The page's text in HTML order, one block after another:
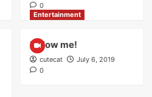
0
Entertainment
Follow me!
cutecat
July 6, 2019
0